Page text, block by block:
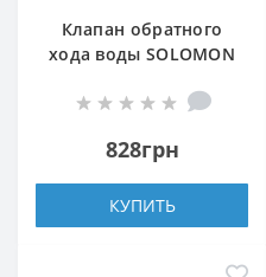
Клапан обратного
хода воды SOLOMON
лат. шток
828грн
КУПИТЬ